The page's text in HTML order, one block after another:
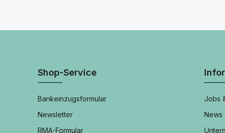
Shop-Service
Bankeinzugsformular
Newsletter
RMA-Formular
Jobs
News